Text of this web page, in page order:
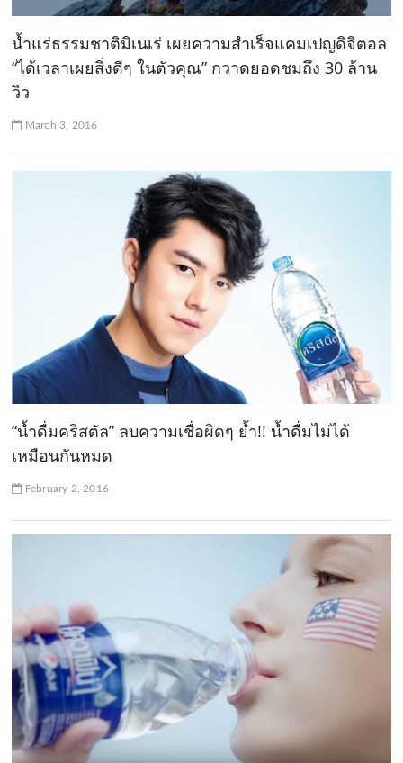
น้ำแร่ธรรมชาติมิเนเร่ เผยความสำเร็จแคมเปญดิจิตอล
“ได้เวลาเผยสิ่งดีๆ ในตัวคุณ” กวาดยอดชมถึง 30 ล้าน
วิว
March 3, 2016
“น้ำดื่มคริสตัล” ลบความเชื่อผิดๆ ย้ำ!! น้ำดื่มไม่ได้
เหมือนกันหมด
February 2, 2016